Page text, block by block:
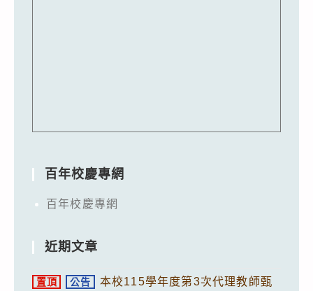
百年校慶專網
百年校慶專網
近期文章
置頂 公告
本校115學年度第3次代理教師甄